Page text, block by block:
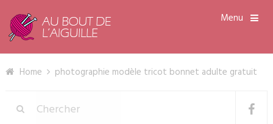
Menu
Home photographie modèle tricot bonnet adulte gratuit